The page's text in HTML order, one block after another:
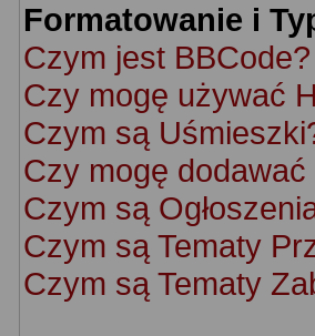
Formatowanie i
Czym jest BBCode?
Czy mogę używać
Czym są
Czy mogę
Czym są
Czym są Tematy
Czym są Tematy